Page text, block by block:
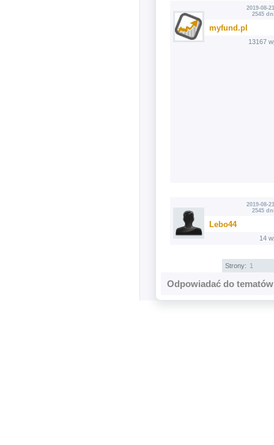
2019-08-
2545
myfund.pl
13167
2019-08-
2545
Lebo44
14
Strony: 1
Odpowiadać do